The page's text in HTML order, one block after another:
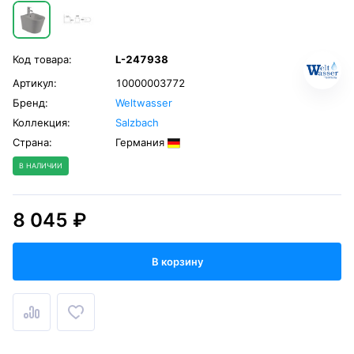
Код товара:
L-247938
Артикул:
10000003772
Бренд:
Weltwasser
Коллекция:
Salzbach
Страна:
Германия
В НАЛИЧИИ
8 045 ₽
В корзину